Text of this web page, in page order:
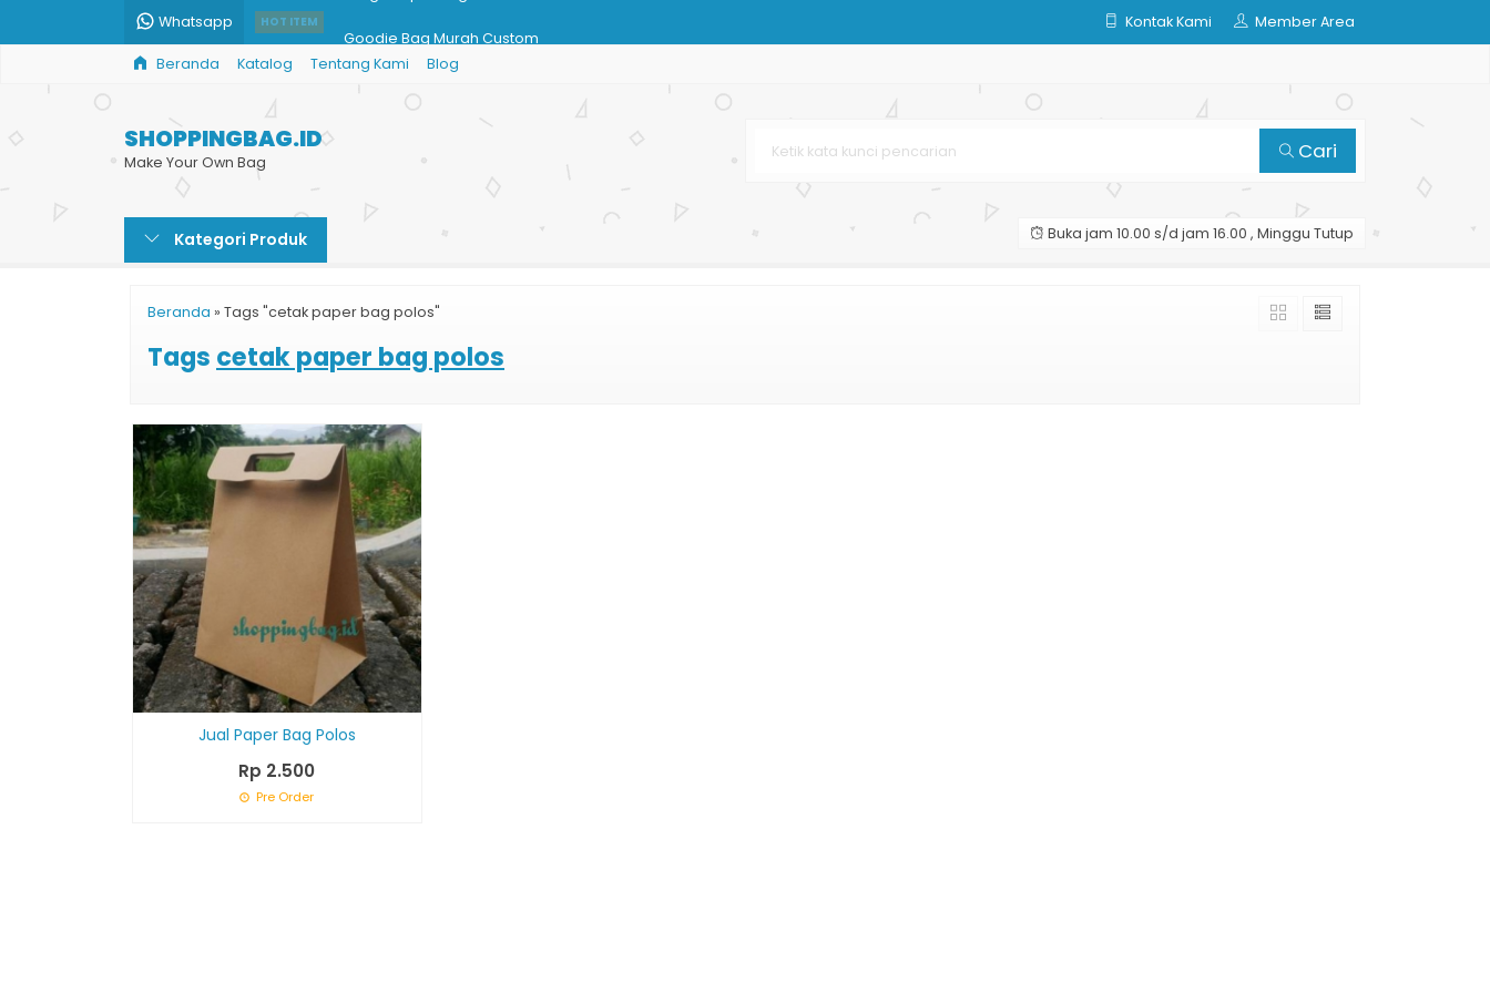
Whatsapp HOT ITEM
Tas Kertas Pernikahan
Paper Bag Butik Doff
Shopping Bag Toko Busana
Paper Bag Custom Jakarta
Kontak Kami Member Area
Beranda Katalog Tentang Kami Blog
SHOPPINGBAG.ID
Make Your Own Bag Cari
Kategori Produk Buka jam 10.00 s/d jam 16.00 , Minggu Tutup
Beranda » Tags "cetak paper bag polos"
Tags cetak paper bag polos
Jual Paper Bag Polos
Rp 2.500
Pre Order